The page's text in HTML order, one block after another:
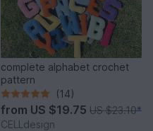
complete alphabet crochet
pattern
(14)
from US $19.75 US $23.10*
CELLdesign